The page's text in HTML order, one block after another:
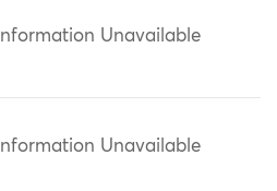
Information Unavailable
Information Unavailable